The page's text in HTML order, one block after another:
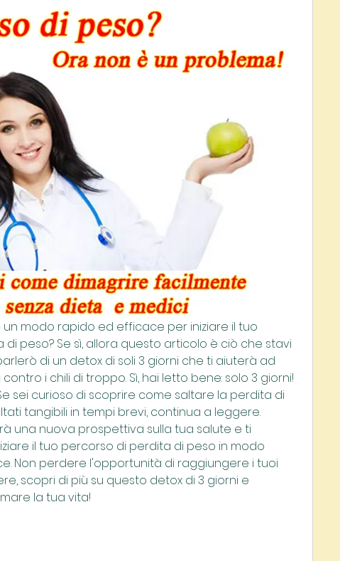
un modo rapido ed efficace per iniziare il tuo
peso? Se sì, allora questo articolo è ciò che stavi
di un detox di soli 3 giorni che ti aiuterà ad
i chili di troppo. Sì, hai letto bene: solo 3 giorni!
sei curioso di scoprire come saltare la perdita di
tangibili in tempi brevi, continua a leggere.
una nuova prospettiva sulla tua salute e ti
il tuo percorso di perdita di peso in modo
Non perdere l'opportunità di raggiungere i tuoi
scopri di più su questo detox di 3 giorni e
la tua vita!